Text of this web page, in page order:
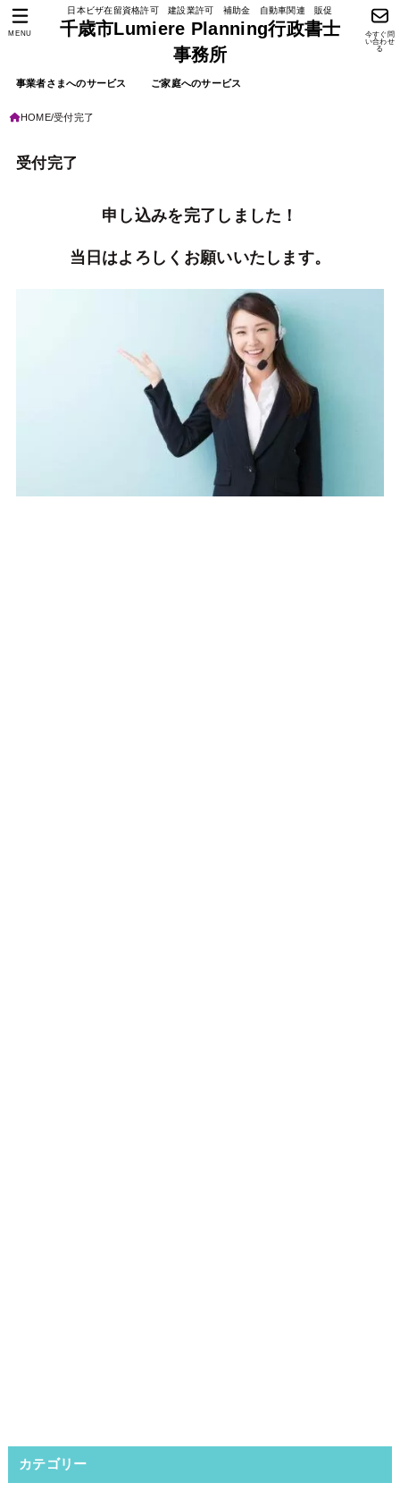
日本ビザ在留資格許可 建設業許可 補助金 自動車関連 販促
千歳市Lumiere Planning行政書士
事務所
事業者さまへのサービス ご家庭へのサービス
今すぐ問
い合わせ
る
MENU
HOME 受付完了
受付完了
申し込みを完了しました！
当日はよろしくお願いいたします。
カテゴリー